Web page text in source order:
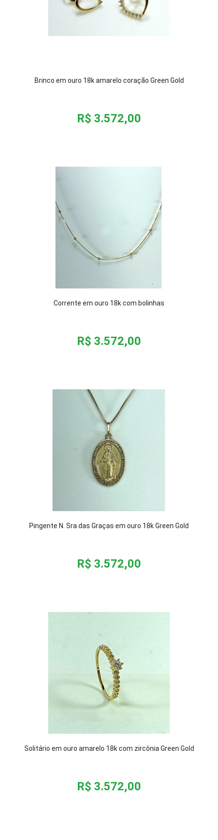
Brinco em ouro 18k amarelo coração Green Gold
R$ 3.572,00
Corrente em ouro 18k com bolinhas
R$ 3.572,00
Pingente N. Sra das Graças em ouro 18k Green Gold
R$ 3.572,00
Solitário em ouro amarelo 18k com zircônia Green Gold
R$ 3.572,00